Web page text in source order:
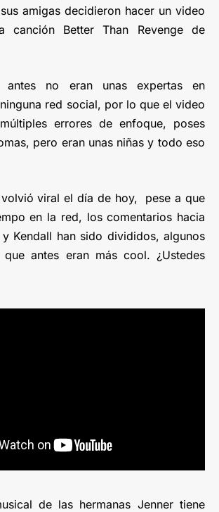
amigas decidieron hacer un video
canción Better Than Revenge de
antes no eran unas expertas en
red social, por lo que el video
errores de enfoque, poses
pero eran unas niñas y todo eso
viral el día de hoy, pese a que
en la red, los comentarios hacia
Kendall han sido divididos, algunos
que antes eran más cool. ¿Ustedes
de las hermanas Jenner tiene